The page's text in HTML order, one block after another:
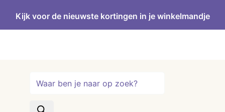
Kijk voor de nieuwste kortingen in je winkelmandje
zoeken